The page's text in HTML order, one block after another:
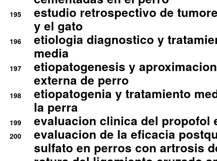
195
estudio retrospectivo de
y el gato
196
etiologia diagnostico y
media
197
etiopatogenesis y
externa de perro
198
etiopatogenia y tratamiento
la perra
199 evaluacion clinica del propofol
200
evaluacion de la eficacia
sulfato en perros con artrosis